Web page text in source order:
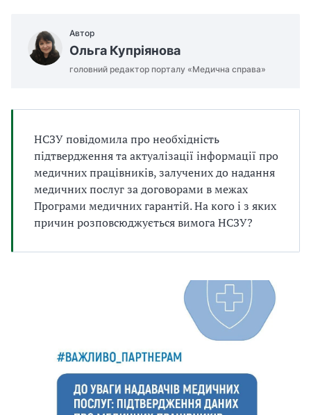
Автор
Ольга Купріянова
головний редактор порталу «Медична справа»
НСЗУ повідомила про необхідність
підтвердження та актуалізації інформації про
медичних працівників, залучених до надання
медичних послуг за договорами в межах
Програми медичних гарантій. На кого і з яких
причин розповсюджується вимога НСЗУ?